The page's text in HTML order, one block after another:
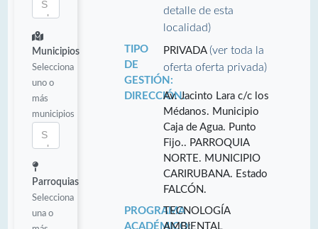
Municipios
Selecciona
uno o
más
municipios
Parroquias
Selecciona
una o
detalle de esta
localidad)
TIPO
DE
GESTIÓN:
PRIVADA(ver toda la
oferta oferta privada)
DIRECCIÓN:Av. Jacinto Lara c/c los
Médanos. Municipio
Caja de Agua. Punto
Fijo.. PARROQUIA
NORTE. MUNICIPIO
CARIRUBANA. Estado
FALCÓN.
PROGRAMA
ACADÉMICO:
TECNOLOGÍA
AMBIENTAL